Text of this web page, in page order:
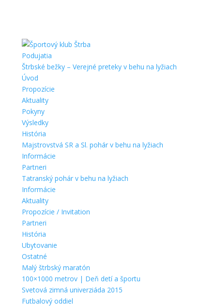
Podujatia
Štrbské bežky – Verejné preteky v behu na lyžiach
Úvod
Propozície
Aktuality
Pokyny
Výsledky
História
Majstrovstvá SR a Sl. pohár v behu na lyžiach
Informácie
Partneri
Tatranský pohár v behu na lyžiach
Informácie
Aktuality
Propozície / Invitation
Partneri
História
Ubytovanie
Ostatné
Malý štrbský maratón
100×1000 metrov | Deň detí a športu
Svetová zimná univerziáda 2015
Futbalový oddiel